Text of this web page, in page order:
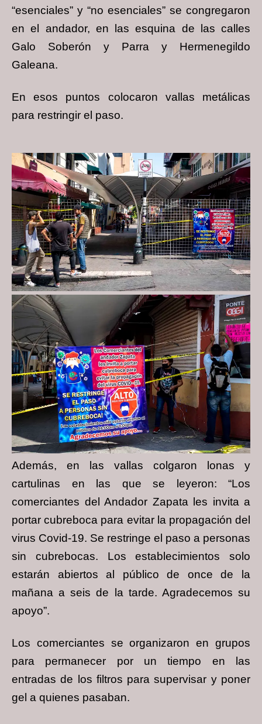
“esenciales” y “no esenciales” se congregaron
en el andador, en las esquina de las calles
Galo Soberón y Parra y Hermenegildo
Galeana.
En esos puntos colocaron vallas metálicas
para restringir el paso.
Además, en las vallas colgaron lonas y
cartulinas en las que se leyeron: “Los
comerciantes del Andador Zapata les invita a
portar cubreboca para evitar la propagación del
virus Covid-19. Se restringe el paso a personas
sin cubrebocas. Los establecimientos solo
estarán abiertos al público de once de la
mañana a seis de la tarde. Agradecemos su
apoyo”.
Los comerciantes se organizaron en grupos
para permanecer por un tiempo en las
entradas de los filtros para supervisar y poner
gel a quienes pasaban.